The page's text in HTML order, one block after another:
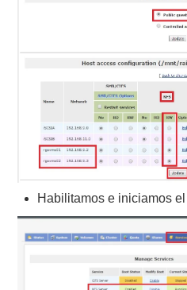
Habilitamos e iniciamos